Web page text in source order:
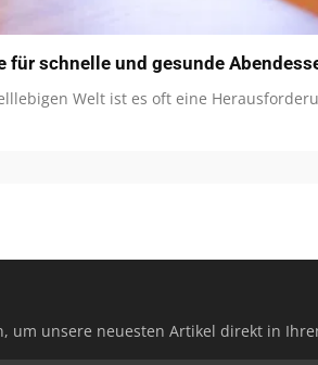
für schnelle und gesunde
Welt ist es oft eine
um unsere neuesten Artikel direkt in